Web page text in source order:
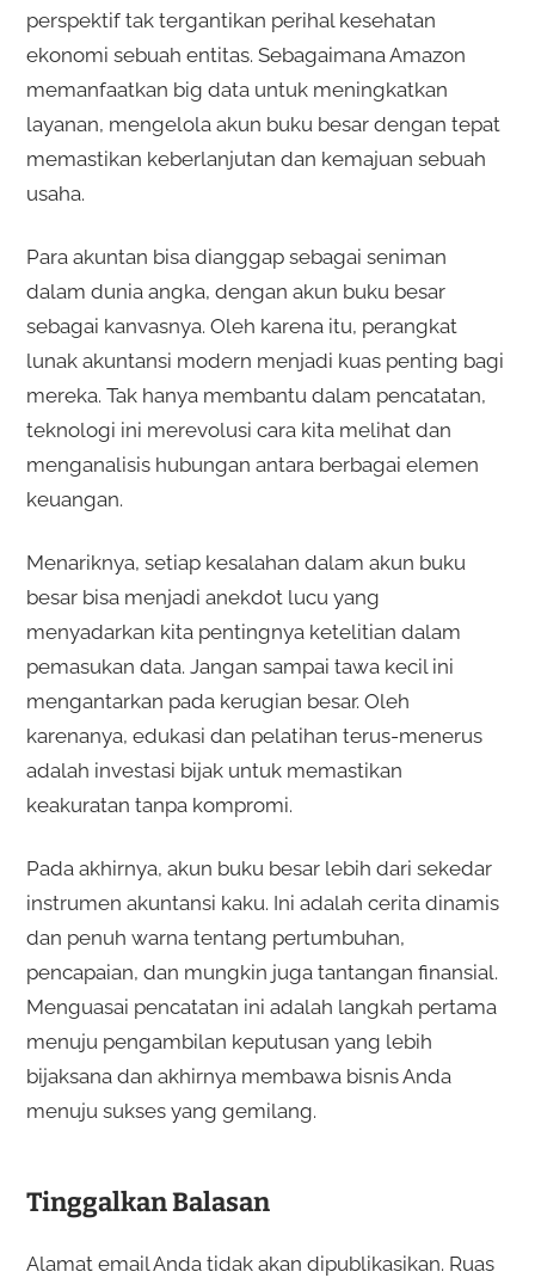
perspektif tak tergantikan perihal kesehatan
ekonomi sebuah entitas. Sebagaimana Amazon
memanfaatkan big data untuk meningkatkan
layanan, mengelola akun buku besar dengan tepat
memastikan keberlanjutan dan kemajuan sebuah
usaha.
Para akuntan bisa dianggap sebagai seniman
dalam dunia angka, dengan akun buku besar
sebagai kanvasnya. Oleh karena itu, perangkat
lunak akuntansi modern menjadi kuas penting bagi
mereka. Tak hanya membantu dalam pencatatan,
teknologi ini merevolusi cara kita melihat dan
menganalisis hubungan antara berbagai elemen
keuangan.
Menariknya, setiap kesalahan dalam akun buku
besar bisa menjadi anekdot lucu yang
menyadarkan kita pentingnya ketelitian dalam
pemasukan data. Jangan sampai tawa kecil ini
mengantarkan pada kerugian besar. Oleh
karenanya, edukasi dan pelatihan terus-menerus
adalah investasi bijak untuk memastikan
keakuratan tanpa kompromi.
Pada akhirnya, akun buku besar lebih dari sekedar
instrumen akuntansi kaku. Ini adalah cerita dinamis
dan penuh warna tentang pertumbuhan,
pencapaian, dan mungkin juga tantangan finansial.
Menguasai pencatatan ini adalah langkah pertama
menuju pengambilan keputusan yang lebih
bijaksana dan akhirnya membawa bisnis Anda
menuju sukses yang gemilang.
Tinggalkan Balasan
Alamat email Anda tidak akan dipublikasikan. Ruas